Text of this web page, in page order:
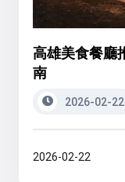
高雄美食餐廳
南
2026-02-22
2026-02-22